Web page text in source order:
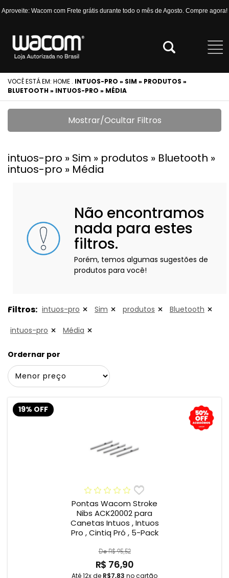
Aproveite: Wacom com Frete grátis durante todo o mês de Agosto. Compre agora!
VOCÊ ESTÁ EM: HOME . INTUOS-PRO » SIM » PRODUTOS »
BLUETOOTH » INTUOS-PRO » MÉDIA
Mostrar/Ocultar Filtros
intuos-pro » Sim » produtos » Bluetooth »
intuos-pro » Média
Não encontramos
nada para estes
filtros.
Porém, temos algumas sugestões de
produtos para você!
Filtros: intuos-pro Sim produtos Bluetooth
intuos-pro Média
Ordernar por
19% OFF
Pontas Wacom Stroke
Nibs ACK20002 para
Canetas Intuos , Intuos
Pro , Cintiq Pró , 5-Pack
De R$ 95,52
R$ 76,90
Até 12x de R$7,83 no cartão